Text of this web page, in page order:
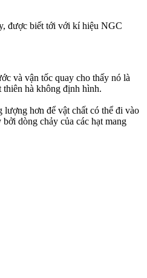
được biết tới với kí hiệu NGC
và vận tốc quay cho thấy nó là
hà không định hình.
hơn để vật chất có thể đi vào
dòng chảy của các hạt mang